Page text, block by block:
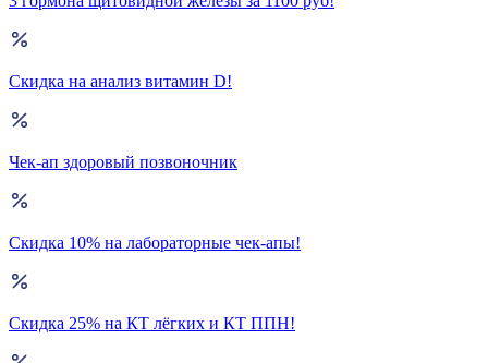
Скидка на анализ витамин D!
Чек-ап здоровый позвоночник
Скидка 10% на лабораторные чек-апы!
Скидка 25% на КТ лёгких и КТ ППН!